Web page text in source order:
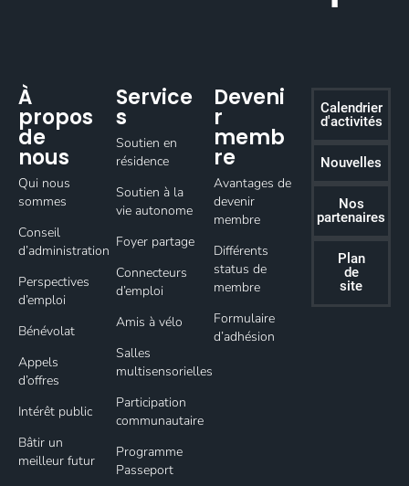
À
propos
de
nous
Qui nous
sommes
Conseil
d’administration
Perspectives
d’emploi
Bénévolat
Appels
d’offres
Intérêt public
Bâtir un
meilleur futur
Service
s
Soutien en
résidence
Soutien à la
vie autonome
Foyer partage
Connecteurs
d’emploi
Amis à vélo
Salles
multisensorielles
Participation
communautaire
Programme
Passeport
Deveni
r
memb
re
Avantages de
devenir
membre
Différents
status de
membre
Formulaire
d’adhésion
Calendrier
d'activités
Nouvelles
Nos
partenaires
Plan
de
site